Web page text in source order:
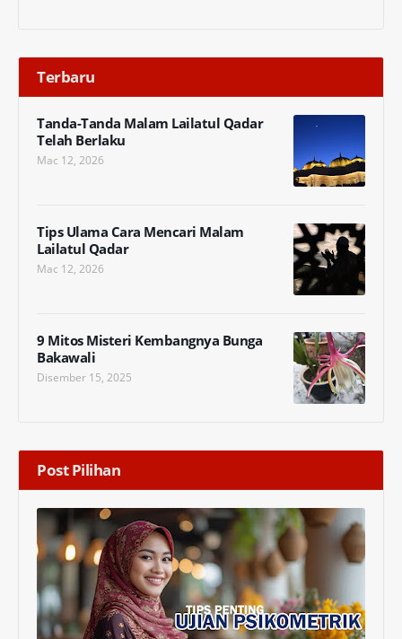
Terbaru
Tanda-Tanda Malam Lailatul Qadar
Telah Berlaku
Mac 12, 2026
Tips Ulama Cara Mencari Malam
Lailatul Qadar
Mac 12, 2026
9 Mitos Misteri Kembangnya Bunga
Bakawali
Disember 15, 2025
Post Pilihan